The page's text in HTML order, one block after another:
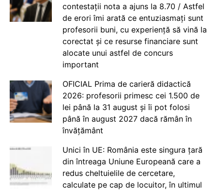
contestații nota a ajuns la 8.70 / Astfel
de erori îmi arată ce entuziasmați sunt
profesorii buni, cu experiență să vină la
corectat și ce resurse financiare sunt
alocate unui astfel de concurs
important
OFICIAL Prima de carieră didactică
2026: profesorii primesc cei 1.500 de
lei până la 31 august și îi pot folosi
până în august 2027 dacă rămân în
învățământ
Unici în UE: România este singura țară
din întreaga Uniune Europeană care a
redus cheltuielile de cercetare,
calculate pe cap de locuitor, în ultimul